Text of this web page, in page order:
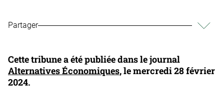
Partager
Cette tribune a été publiée dans le journal
Alternatives Économiques, le mercredi 28 février
2024.